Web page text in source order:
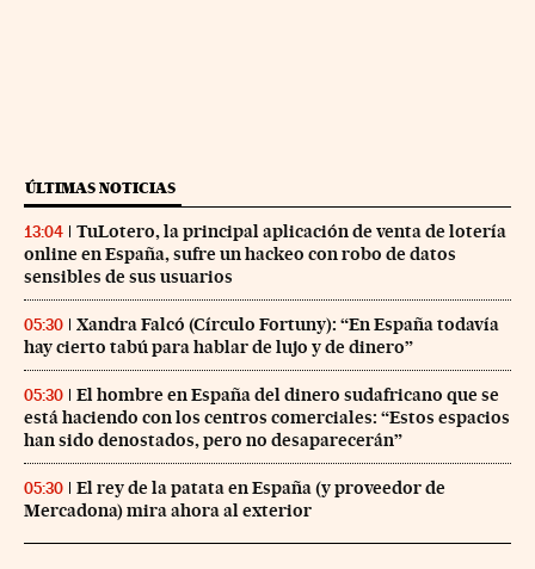
ÚLTIMAS NOTICIAS
13:04
TuLotero, la principal aplicación de venta de lotería
online en España, sufre un hackeo con robo de datos
sensibles de sus usuarios
05:30
Xandra Falcó (Círculo Fortuny): “En España todavía
hay cierto tabú para hablar de lujo y de dinero”
05:30
El hombre en España del dinero sudafricano que se
está haciendo con los centros comerciales: “Estos espacios
han sido denostados, pero no desaparecerán”
05:30
El rey de la patata en España (y proveedor de
Mercadona) mira ahora al exterior